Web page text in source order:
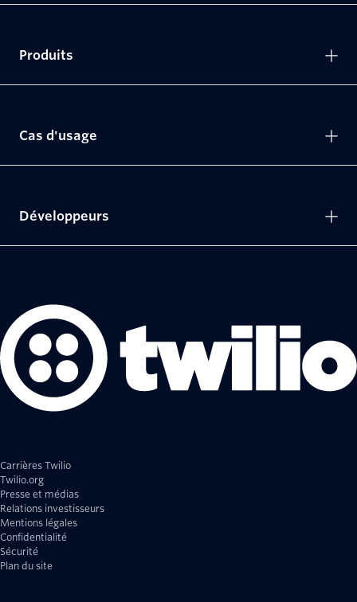
Carrières Twilio
Twilio.org
Presse et médias
Relations investisseurs
Mentions légales
Confidentialité
Sécurité
Plan du site
Produits
Cas d'usage
Développeurs